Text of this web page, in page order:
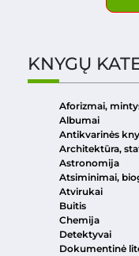
KNYGŲ
Aforizmai,
Albumai
Antikvarinės
Architektūra,
Astronomija
Atsiminimai,
Atvirukai
Buitis
Chemija
Detektyvai
Dokumentinė